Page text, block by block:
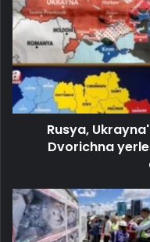
Rusya,
Dvorichna